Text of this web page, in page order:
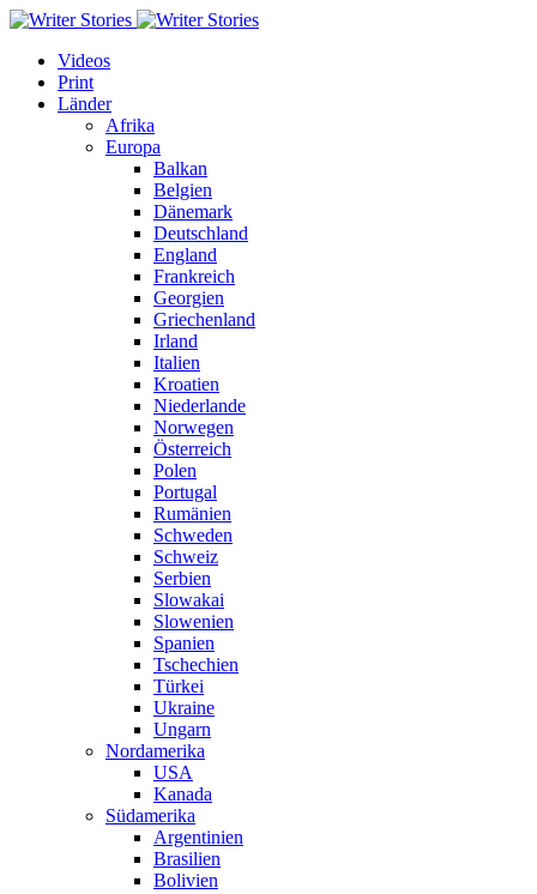
Videos
Print
Länder
Afrika
Europa
Balkan
Belgien
Dänemark
Deutschland
England
Frankreich
Georgien
Griechenland
Irland
Italien
Kroatien
Niederlande
Norwegen
Österreich
Polen
Portugal
Rumänien
Schweden
Schweiz
Serbien
Slowakai
Slowenien
Spanien
Tschechien
Türkei
Ukraine
Ungarn
Nordamerika
USA
Kanada
Südamerika
Argentinien
Brasilien
Bolivien